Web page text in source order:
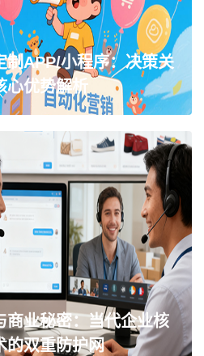
制APP/小程序：决策关
心优势解析
商业秘密：当代企业核
的双重防护网